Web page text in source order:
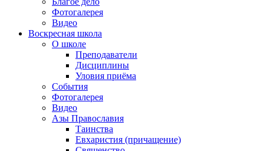
Фотогалерея
Видео
Воскресная школа
О школе
Преподаватели
Дисциплины
Уловия приёма
События
Фотогалерея
Видео
Азы Православия
Таинства
Евхаристия (причащение)